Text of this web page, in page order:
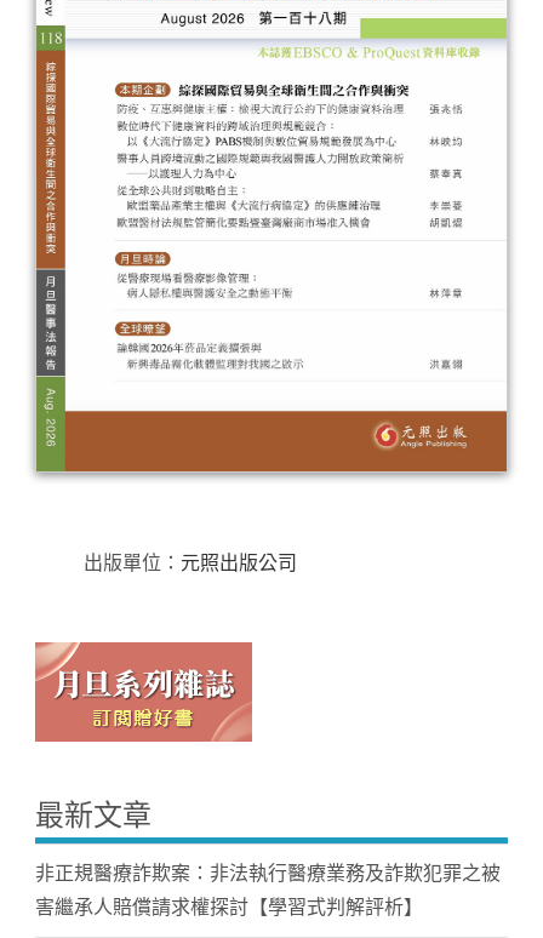
出版單位： 元照出版公司
最新文章
非正規醫療詐欺案：非法執行醫療業務及詐欺犯罪之被
害繼承人賠償請求權探討【學習式判解評析】